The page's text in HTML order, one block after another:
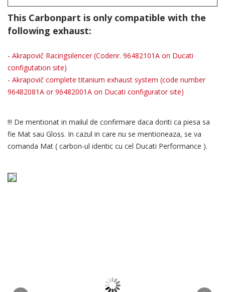
This Carbonpart is only compatible with the
following exhaust:
- Akrapovič Racingsilencer (Codenr. 96482101A on Ducati
configutation site)
- Akrapovič complete titanium exhaust system (code number
96482081A or 96482001A on Ducati configurator site)
!!! De mentionat in mailul de confirmare daca doriti ca piesa sa
fie Mat sau Gloss. In cazul in care nu se mentioneaza, se va
comanda Mat ( carbon-ul identic cu cel Ducati Performance ).